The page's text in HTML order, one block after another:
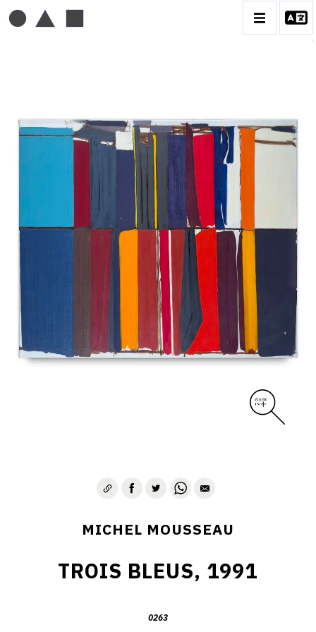
MICHEL MOUSSEAU
BIOGRAPHIE
CATALOGUE DES OEUVRES
DESSIN
PEINTURE
CONTACT
MICHEL MOUSSEAU
TROIS BLEUS, 1991
0263